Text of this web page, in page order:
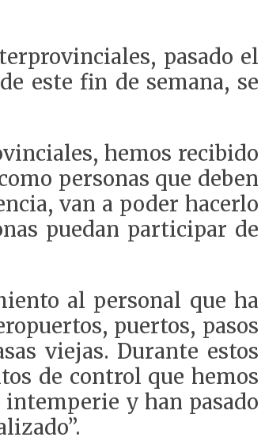
pasado el
este fin de semana, se
hemos recibido
personas que deben
van a poder hacerlo
puedan participar de
al personal que ha
puertos, pasos
viejas. Durante estos
de control que hemos
y han pasado